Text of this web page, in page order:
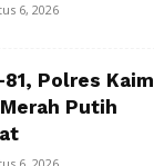
6, 2026
Polres
Putih